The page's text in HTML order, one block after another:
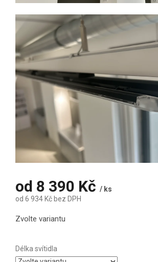
od 8 390 Kč / ks
od 6 934 Kč bez DPH
Zvolte variantu
Délka svítidla